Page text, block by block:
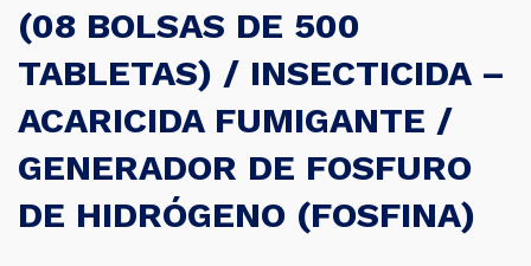
(08 BOLSAS DE 500
TABLETAS) / INSECTICIDA –
ACARICIDA FUMIGANTE /
GENERADOR DE FOSFURO
DE HIDRÓGENO (FOSFINA)